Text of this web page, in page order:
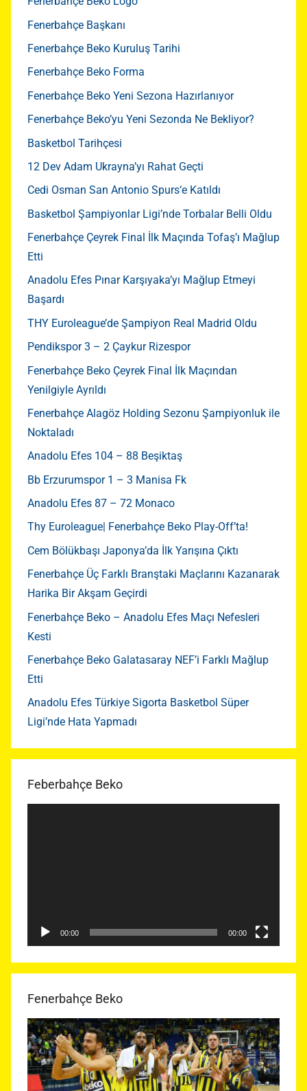
Fenerbahçe Başkanı
Fenerbahçe Beko Kuruluş Tarihi
Fenerbahçe Beko Forma
Fenerbahçe Beko Yeni Sezona Hazırlanıyor
Fenerbahçe Beko’yu Yeni Sezonda Ne Bekliyor?
Basketbol Tarihçesi
12 Dev Adam Ukrayna’yı Rahat Geçti
Cedi Osman San Antonio Spurs‘e Katıldı
Basketbol Şampiyonlar Ligi’nde Torbalar Belli Oldu
Fenerbahçe Çeyrek Final İlk Maçında Tofaş’ı Mağlup
Etti
Anadolu Efes Pınar Karşıyaka’yı Mağlup Etmeyi
Başardı
THY Euroleague’de Şampiyon Real Madrid Oldu
Pendikspor 3 – 2 Çaykur Rizespor
Fenerbahçe Beko Çeyrek Final İlk Maçından
Yenilgiyle Ayrıldı
Fenerbahçe Alagöz Holding Sezonu Şampiyonluk ile
Noktaladı
Anadolu Efes 104 – 88 Beşiktaş
Bb Erzurumspor 1 – 3 Manisa Fk
Anadolu Efes 87 – 72 Monaco
Thy Euroleague| Fenerbahçe Beko Play-Off’ta!
Cem Bölükbaşı Japonya’da İlk Yarışına Çıktı
Fenerbahçe Üç Farklı Branştaki Maçlarını Kazanarak
Harika Bir Akşam Geçirdi
Fenerbahçe Beko – Anadolu Efes Maçı Nefesleri
Kesti
Fenerbahçe Beko Galatasaray NEF’i Farklı Mağlup
Etti
Anadolu Efes Türkiye Sigorta Basketbol Süper
Ligi’nde Hata Yapmadı
Feberbahçe Beko
00:00 00:00
Fenerbahçe Beko